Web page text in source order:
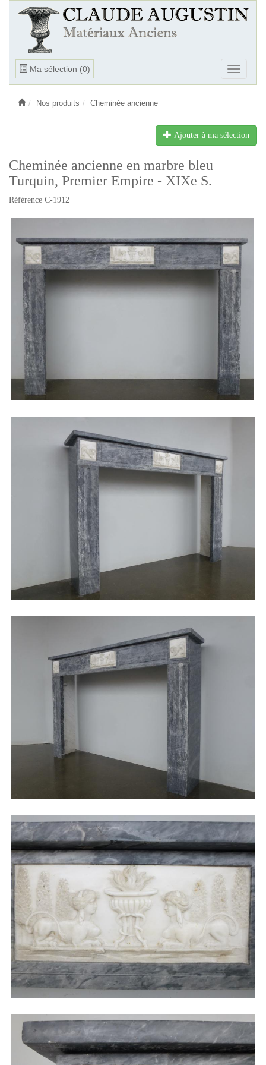
Ma sélection (0)
Ouvrir
Ouvrir
le
Nos produits Cheminée ancienne
Ajouter à ma sélection
Cheminée ancienne en marbre bleu
Turquin, Premier Empire - XIXe S.
Référence C-1912